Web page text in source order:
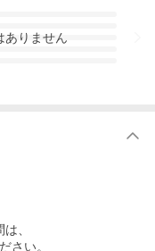
ありません
、
さい。